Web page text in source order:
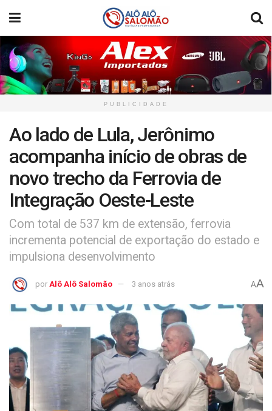
PUBLICIDADE
Ao lado de Lula, Jerônimo
acompanha início de obras de
novo trecho da Ferrovia de
Integração Oeste-Leste
Com total de 537 km de extensão, ferrovia
incrementa potencial de exportação do estado e
impulsiona desenvolvimento
por Alô Alô Salomão 3 anos atrás AA